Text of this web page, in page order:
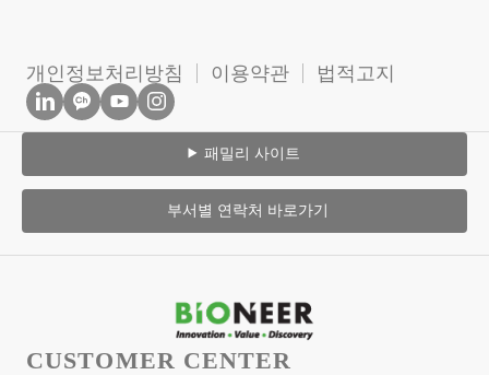
개인정보처리방침 이용약관 법적고지
패밀리 사이트
부서별 연락처 바로가기
CUSTOMER CENTER